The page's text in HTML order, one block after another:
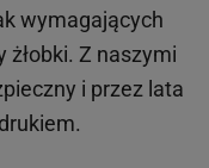
wymagających
żłobki. Z naszymi
i przez lata